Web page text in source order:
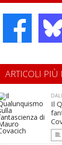
ARTICOLI PIÙ
Il